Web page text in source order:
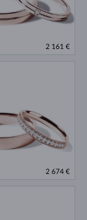
2 161 €
2 674 €